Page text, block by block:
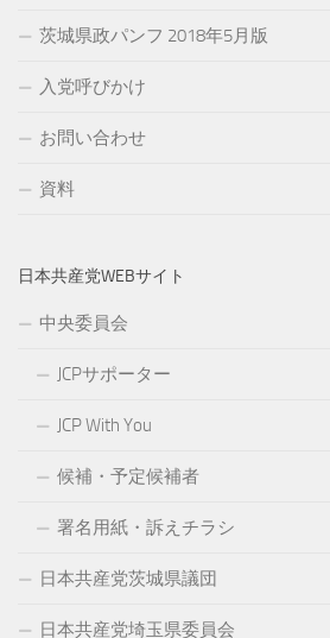
茨城県政パンフ 2018年5月版
入党呼びかけ
お問い合わせ
資料
日本共産党WEBサイト
中央委員会
JCPサポーター
JCP With You
候補・予定候補者
署名用紙・訴えチラシ
日本共産党茨城県議団
日本共産党埼玉県委員会